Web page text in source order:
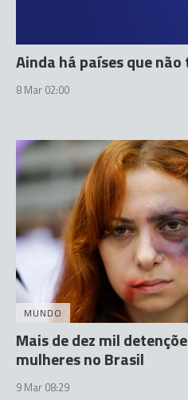
Ainda há países que
8 Mar 02:00
MUNDO
Mais de dez mil
mulheres no Brasil
9 Mar 08:29